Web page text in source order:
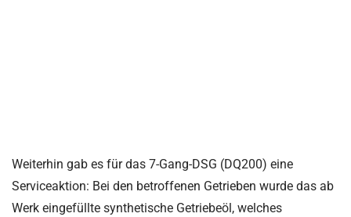
Weiterhin gab es für das 7-Gang-DSG (DQ200) eine
Serviceaktion: Bei den betroffenen Getrieben wurde das ab
Werk eingefüllte synthetische Getriebeöl, welches